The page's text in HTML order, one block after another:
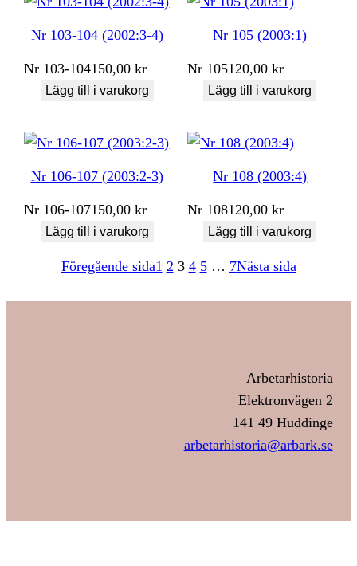
Nr 103-104 (2002:3-4)
Nr 103-104150,00kr
Lägg till i varukorg
Nr 105 (2003:1)
Nr 105120,00kr
Lägg till i varukorg
Nr 106-107 (2003:2-3)
Nr 106-107150,00kr
Lägg till i varukorg
Nr 108 (2003:4)
Nr 108120,00kr
Lägg till i varukorg
Föregående sida1 2 3 4 5 … 7Nästa sida
Arbetarhistoria
Elektronvägen 2
141 49 Huddinge
arbetarhistoria@arbark.se